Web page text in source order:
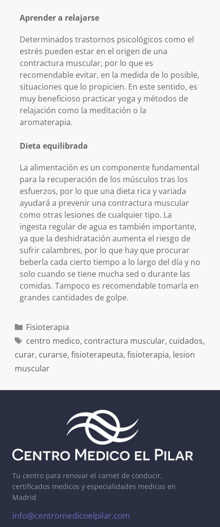
Aprender a relajarse
Determinados trastornos psicológicos como el
estrés pueden estar en el origen de una
contractura muscular, por lo que es
recomendable evitar, en la medida de lo posible,
situaciones que lo propicien. En este sentido, es
muy beneficioso practicar yoga y métodos de
relajación como la meditación o la
aromaterapia.
Dieta equilibrada
La alimentación es un componente fundamental
para la recuperación de los músculos tras los
esfuerzos, por lo que una dieta rica y variada
ayudará a prevenir una contractura muscular
como otras lesiones de cualquier tipo. La
ingesta regular de agua es también importante,
ya que la deshidratación aumenta el riesgo de
sufrir calambres, por lo que hay que procurar
beberla cada cierto tiempo a lo largo del día y no
solo cuando se tiene mucha sed o durante las
comidas. Tampoco es recomendable tomarla en
grandes cantidades de golpe.
Fisioterapia
centro medico, contractura muscular, cuidados,
curar, curarse, fisioterapeuta, fisioterapia, lesion
muscular
Tu centro para renovar el carnet de conducir,
certificados medicos y especialidades medicas en
Madrid
info@centromedicoelpilar.com